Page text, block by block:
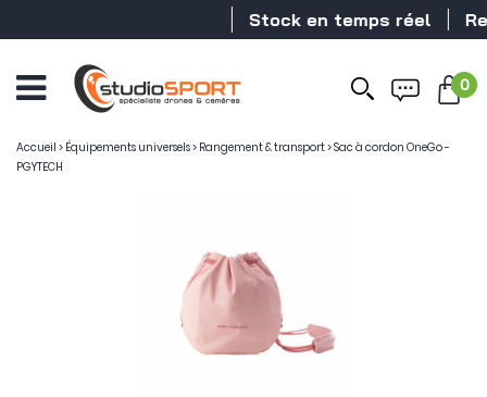
Stock en temps réel
menu
0
Accueil > Équipements universels> Rangement & transport>Sac à cordon OneGo -
PGYTECH